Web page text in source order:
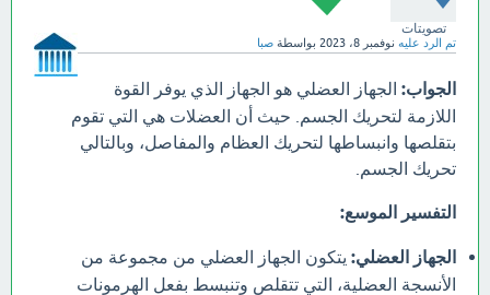
تصويتات
تم الرد عليه نوفمبر 8، 2023 بواسطة صبا
الجواب: الجهاز العضلي هو الجهاز الذي يوفر القوة
اللازمة لتحريك الجسم. حيث أن العضلات هي التي تقوم
بتقلصها وانبساطها لتحريك العظام والمفاصل، وبالتالي
تحريك الجسم.
التفسير الموسع:
الجهاز العضلي: يتكون الجهاز العضلي من مجموعة من
الأنسجة العضلية، التي تتقلص وتنبسط بفعل الهرمونات